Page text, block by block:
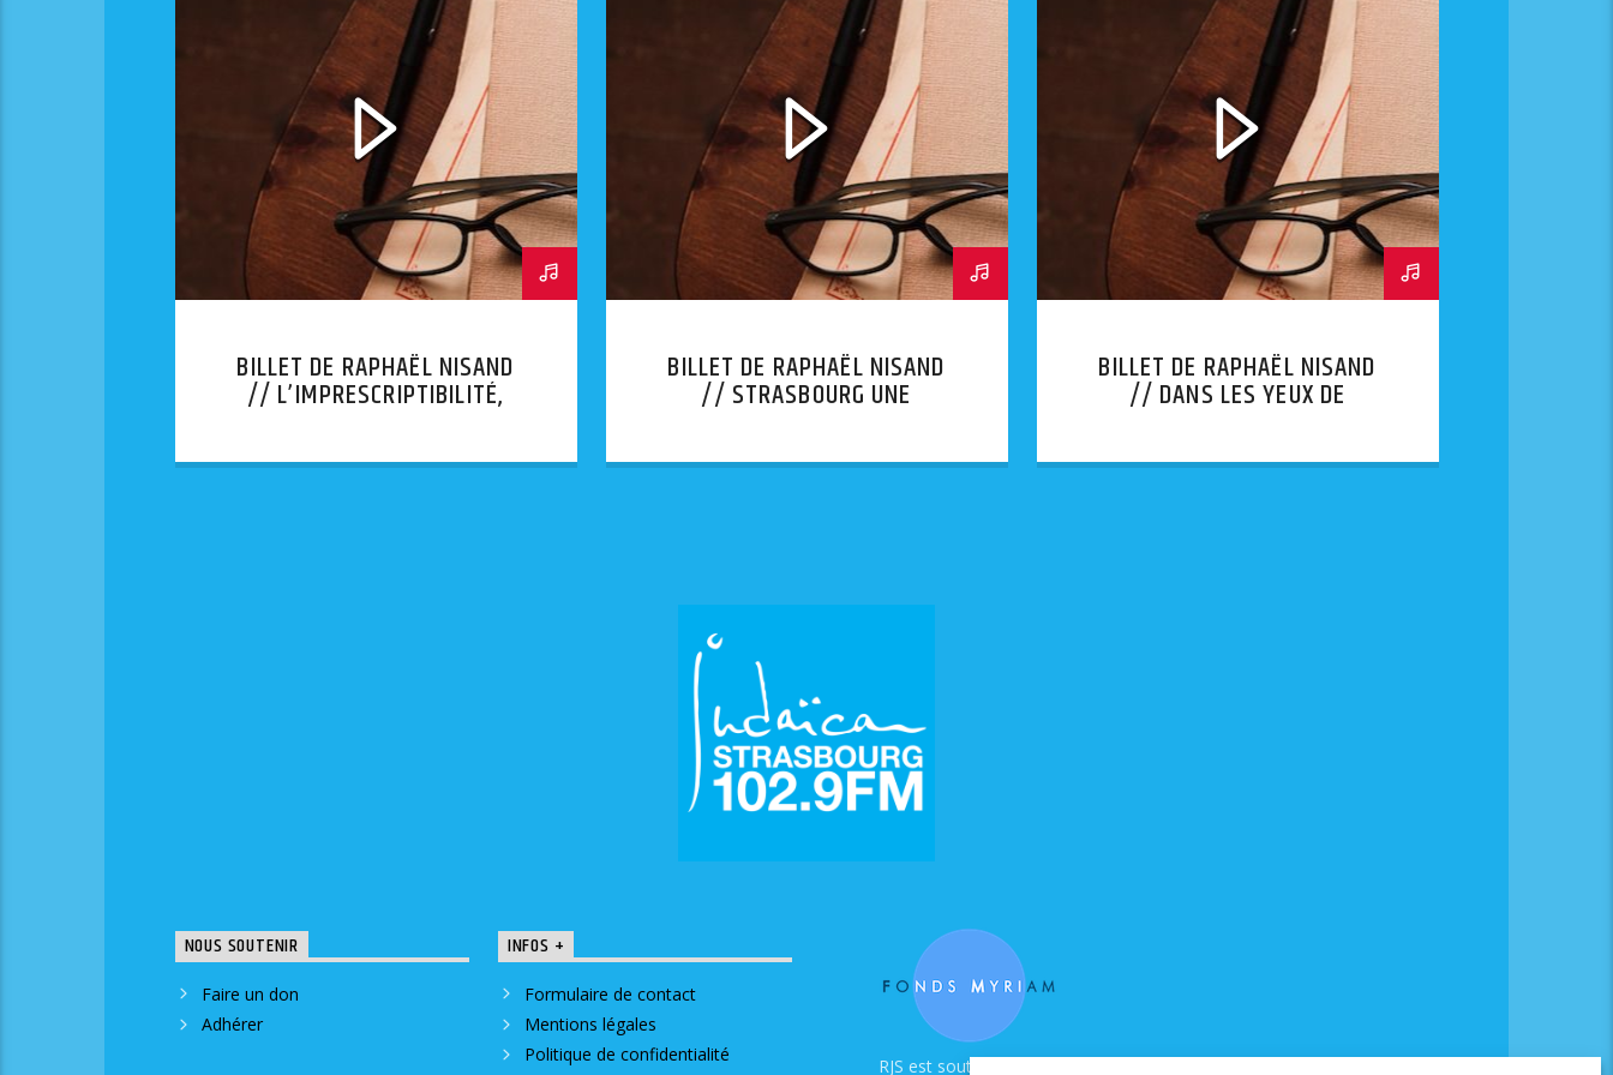
BILLET DE RAPHAËL NISAND
// L’IMPRESCRIPTIBILITÉ,
BILLET DE RAPHAËL NISAND
// STRASBOURG UNE
LETTRES D’UNE SYNAGOGUE.
BILLET DE RAPHAËL NISAND
// DANS LES YEUX DE
NOUS SOUTENIR
Faire un don
Adhérer
INFOS +
Formulaire de contact
Mentions légales
Politique de confidentialité
RJS est soutenue par le